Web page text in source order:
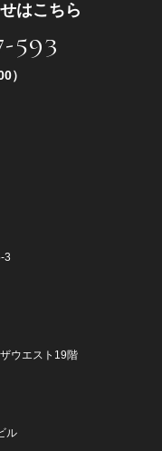
はこちら
593
）
3
ウエスト19階
ル